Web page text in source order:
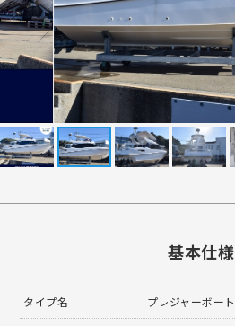
基本仕様
タイプ名 プレジャーボート